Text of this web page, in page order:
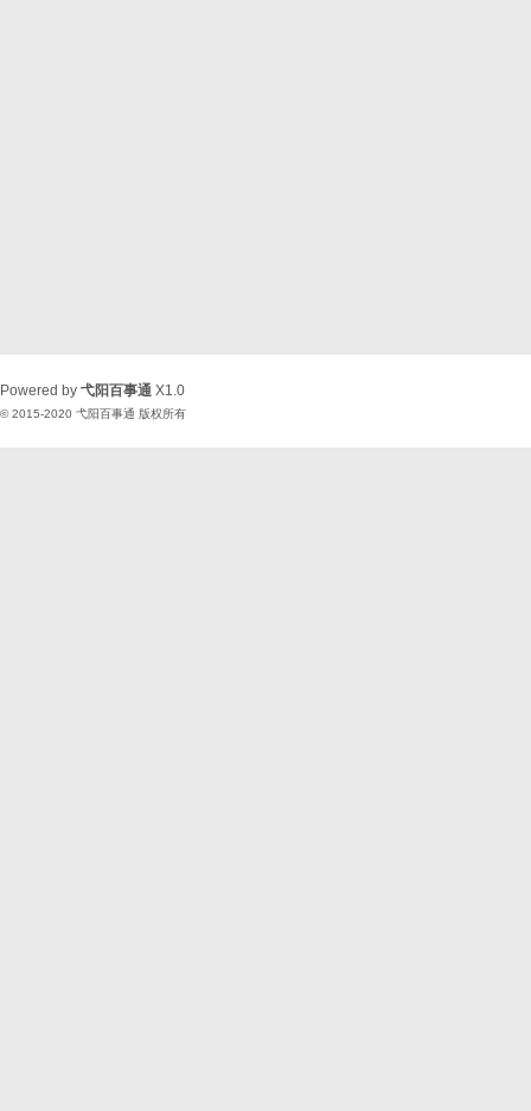
Powered by 弋阳百事通 X1.0
© 2015-2020 弋阳百事通 版权所有